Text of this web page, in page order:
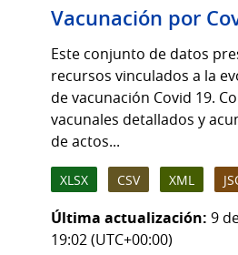
Vacunación por
Este conjunto de datos
recursos vinculados a la
de vacunación Covid 19.
vacunales detallados y
de actos...
XLSX CSV XML
Última actualización: 9
19:02 (UTC+00:00)